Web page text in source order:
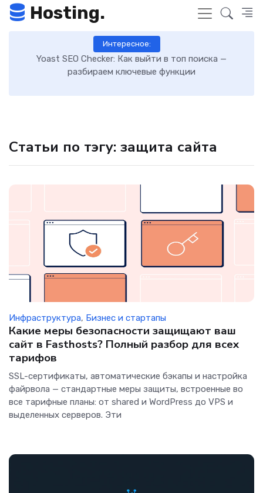
Hosting.
Интересное:
Yoast SEO Checker: Как выйти в топ поиска —
разбираем ключевые функции
Статьи по тэгу: защита сайта
Инфраструктура, Бизнес и стартапы
Какие меры безопасности защищают ваш
сайт в Fasthosts? Полный разбор для всех
тарифов
SSL-сертификаты, автоматические бэкапы и настройка
файрвола — стандартные меры защиты, встроенные во
все тарифные планы: от shared и WordPress до VPS и
выделенных серверов. Эти